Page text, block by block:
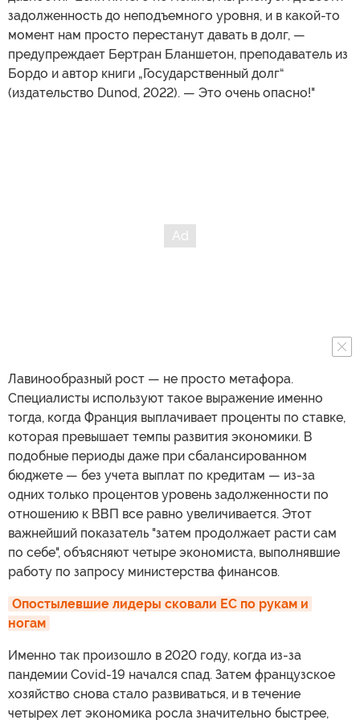
задолженность до неподъемного уровня, и в какой-то
момент нам просто перестанут давать в долг, —
предупреждает Бертран Бланшетон, преподаватель из
Бордо и автор книги „Государственный долг“
(издательство Dunod, 2022). — Это очень опасно!"
Лавинообразный рост — не просто метафора.
Специалисты используют такое выражение именно
тогда, когда Франция выплачивает проценты по ставке,
которая превышает темпы развития экономики. В
подобные периоды даже при сбалансированном
бюджете — без учета выплат по кредитам — из-за
одних только процентов уровень задолженности по
отношению к ВВП все равно увеличивается. Этот
важнейший показатель "затем продолжает расти сам
по себе", объясняют четыре экономиста, выполнявшие
работу по запросу министерства финансов.
Опостылевшие лидеры сковали ЕС по рукам и
ногам
Именно так произошло в 2020 году, когда из-за
пандемии Covid-19 начался спад. Затем французское
хозяйство снова стало развиваться, и в течение
четырех лет экономика росла значительно быстрее,